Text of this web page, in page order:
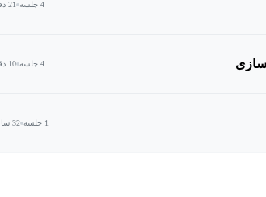
4 جلسه 21 دقیقه
4 جلسه 10 دقیقه
1 جلسه 32 ساعت